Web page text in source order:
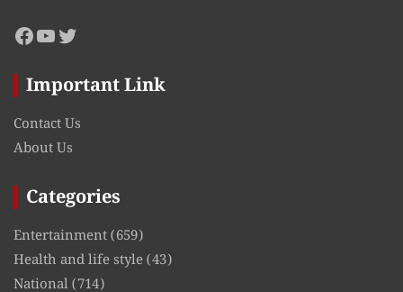
Facebook
YouTube
Twitter
Important Link
Contact Us
About Us
Categories
Entertainment(659)
Health and life style(43)
National(714)